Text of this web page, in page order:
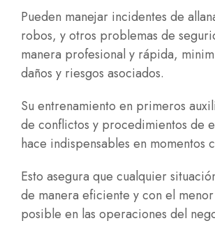
Pueden manejar incidentes de
robos, y otros problemas de
manera profesional y rápida,
daños y riesgos asociados.
Su entrenamiento en primeros
de conflictos y procedimientos de
hace indispensables en momentos
Esto asegura que cualquier
de manera eficiente y con el
posible en las operaciones del